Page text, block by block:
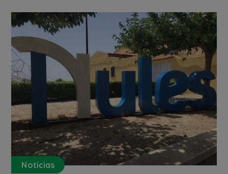
Noticias